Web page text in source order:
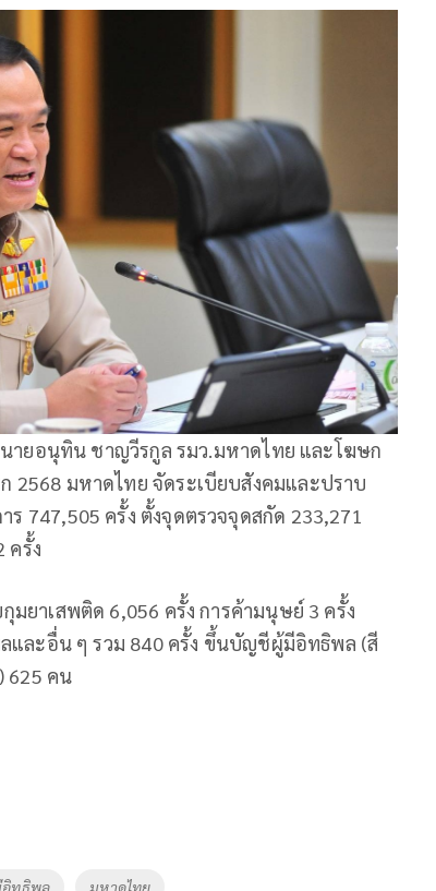
ายอนุทิน ชาญวีรกูล รมว.มหาดไทย และโฆษก
2568 มหาดไทย จัดระเบียบสังคมและปราบ
747,505 ครั้ง ตั้งจุดตรวจจุดสกัด 233,271
ครั้ง
มยาเสพติด 6,056 ครั้ง การค้ามนุษย์ 3 ครั้ง
และอื่น ๆ รวม 840 ครั้ง ขึ้นบัญชีผู้มีอิทธิพล (สี
625 คน
ทธิพล มหาดไทย